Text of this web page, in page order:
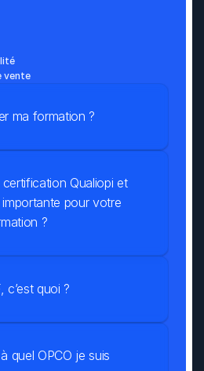
vente
Qualiopi et
pour votre
?
quel OPCO je suis
ma formation ?
c’est quoi ?